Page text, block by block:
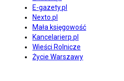
E-gazety.pl
Nexto.pl
Mała księgowość
Kancelarierp.pl
Wieści Rolnicze
Życie Warszawy